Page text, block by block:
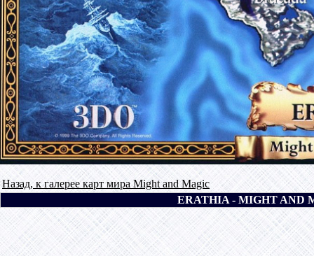
Назад, к галерее карт мира Might and Magic
ERATHIA - MIGHT